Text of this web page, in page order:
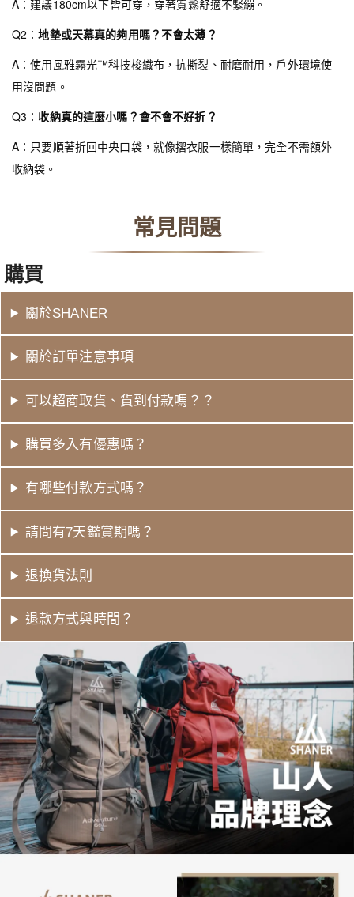
A：建議180cm以下皆可穿，穿著寬鬆舒適不緊繃。
Q2：地墊或天幕真的夠用嗎？不會太薄？
A：使用風雅霧光™科技梭織布，抗撕裂、耐磨耐用，戶外環境使
用沒問題。
Q3： 收納真的這麼小嗎？會不會不好折？
A：只要順著折回中央口袋，就像摺衣服一樣簡單，完全不需額外
收納袋。
常見問題
購買
關於SHANER
關於訂單注意事項
可以超商取貨、貨到付款嗎？？
購買多入有優惠嗎？
有哪些付款方式嗎？
請問有7天鑑賞期嗎？
退換貨法則
退款方式與時間？